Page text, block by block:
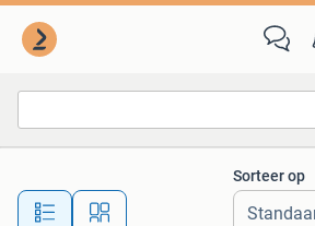
Alle afstanden…
Sorteer op